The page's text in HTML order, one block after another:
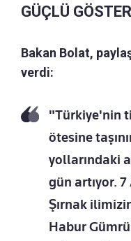
GÜÇLÜ
Bakan Bolat,
verdi:
"Türkiye'nin
ötesine
yollarındaki
gün artıyor.
Şırnak
Habur